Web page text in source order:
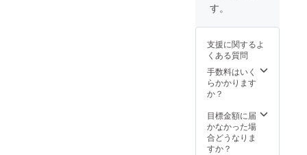
にWEB
定公開
させて
いただ
きま
は2021
年夏頃
を予定
カー×1
MOMO
ステッ
カー×1
枚 ※限
像につ
いて：
打上げ
公開 ・
ロケッ
トプロ
ジェク
トス
枚 ・
MOMO
ステッ
す。
支援に関するよ
くある質問
手数料はいく
らかかります
か？
目標金額に届
かなかった場
合どうなりま
すか？